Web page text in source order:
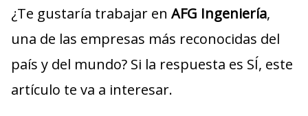
¿Te gustaría trabajar en AFG Ingeniería,
una de las empresas más reconocidas del
país y del mundo? Si la respuesta es SÍ, este
artículo te va a interesar.